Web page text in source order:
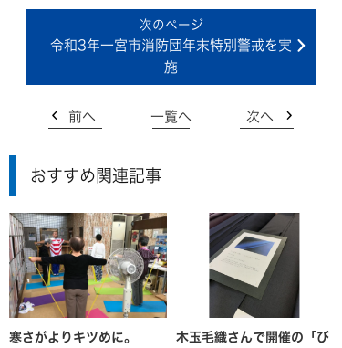
令和3年一宮市消防団年末特別警戒を実
施
前へ 一覧へ 次へ
おすすめ関連記事
寒さがよりキツめに。
木玉毛織さんで開催の「び